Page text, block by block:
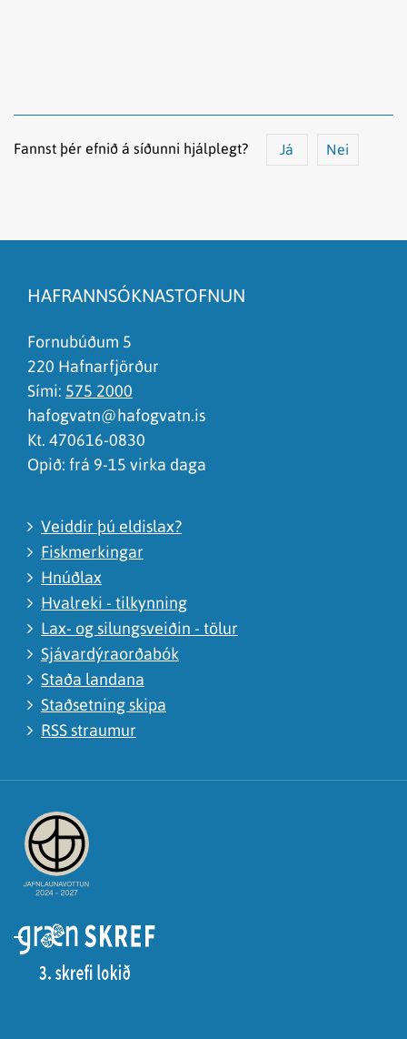
Fannst þér efnið á síðunni hjálplegt? Já Nei
Það er of mikið efni á síðunni
Ég skil ekki efnið, finnst það of flókið
HAFRANNSÓKNASTOFNUN
Fornubúðum 5
220 Hafnarfjörður
Sími: 575 2000
hafogvatn@hafogvatn.is
Kt. 470616-0830
Opið: frá 9-15 virka daga
Veiddir þú eldislax?
Fiskmerkingar
Hnúðlax
Hvalreki - tilkynning
Lax- og silungsveiðin - tölur
Sjávardýraorðabók
Staða landana
Staðsetning skipa
RSS straumur